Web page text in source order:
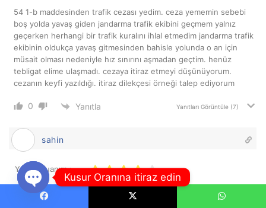
54 1-b maddesinden trafik cezası yedim. ceza yememin sebebi
boş yolda yavaş giden jandarma trafik ekibini geçmem yalnız
geçerken herhangi bir trafik kuralını ihlal etmedim jandarma trafik
ekibinin oldukça yavaş gitmesinden bahisle yolunda o an için
müsait olması nedeniyle hız sınırını aşmadan geçtim. henüz
tebligat elime ulaşmadı. cezaya itiraz etmeyi düşünüyorum.
cezanın keyfi yazıldığı. itiraz dilekçesi örneği talep ediyorum
0 Yanıtla Yanıtları Görüntüle (7)
sahin
Yazıya Puanım :
54 1-b maddesinden trafik cezası yedim eds üzerinden böyle bir
ceza yemem mümkünmü ceza yediğim yerde herhangi bir trafik
Kusur Oranına itiraz edin
Open